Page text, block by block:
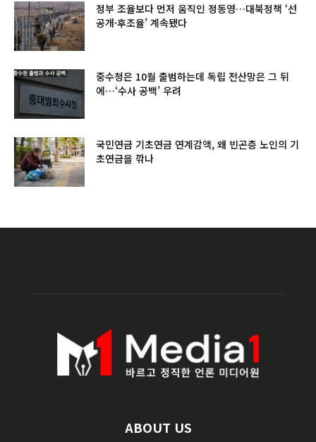
정부 조율보다 먼저 움직인 정동영…대북정책 ‘선
공개·후조율’ 계속됐다
중수청은 10월 출범하는데 독립 전산망은 그 뒤
에…‘수사 공백’ 우려
국민연금 기초연금 연계감액, 왜 빈곤층 노인의 기
초연금을 깎나
ABOUT US